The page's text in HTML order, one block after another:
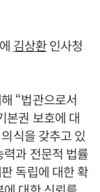
김상환인사청
“법관으로서
본권 보호에 대
식을 갖추고 있
과 전문적 법률
독립에 대한 확